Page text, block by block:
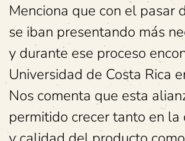
Menciona que con el pasar
se iban presentando más
y durante ese proceso
Universidad de Costa Rica
Nos comenta que esta
permitido crecer tanto en la